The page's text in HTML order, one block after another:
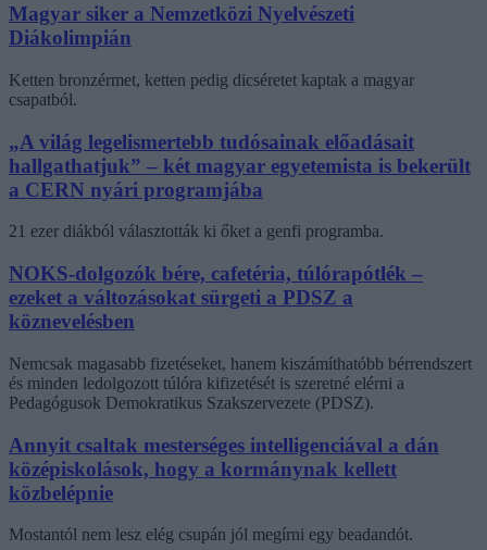
Magyar siker a Nemzetközi Nyelvészeti
Diákolimpián
Ketten bronzérmet, ketten pedig dicséretet kaptak a magyar
csapatból.
„A világ legelismertebb tudósainak előadásait
hallgathatjuk” – két magyar egyetemista is bekerült
a CERN nyári programjába
21 ezer diákból választották ki őket a genfi programba.
NOKS-dolgozók bére, cafetéria, túlórapótlék –
ezeket a változásokat sürgeti a PDSZ a
köznevelésben
Nemcsak magasabb fizetéseket, hanem kiszámíthatóbb bérrendszert
és minden ledolgozott túlóra kifizetését is szeretné elérni a
Pedagógusok Demokratikus Szakszervezete (PDSZ).
Annyit csaltak mesterséges intelligenciával a dán
középiskolások, hogy a kormánynak kellett
közbelépnie
Mostantól nem lesz elég csupán jól megírni egy beadandót.